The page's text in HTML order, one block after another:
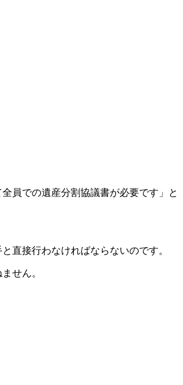
員での遺産分割協議書が必要です」と
直接行わなければならないのです。
せん。